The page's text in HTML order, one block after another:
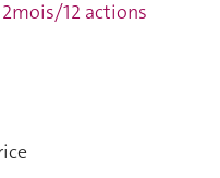
12 actions